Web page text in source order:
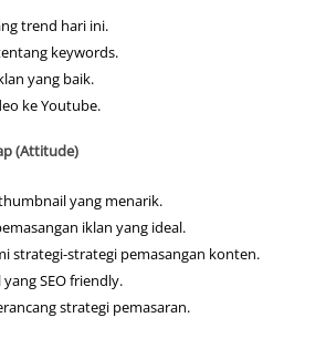
trend hari ini.
keywords.
yang baik.
ke Youtube.
(Attitude)
yang menarik.
iklan yang ideal.
strategi-strategi pemasangan konten.
SEO friendly.
strategi pemasaran.